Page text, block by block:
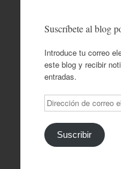
Suscríbete al blog
Introduce tu correo
este blog y recibir
entradas.
Dirección
de
correo
electrónico
Suscribir